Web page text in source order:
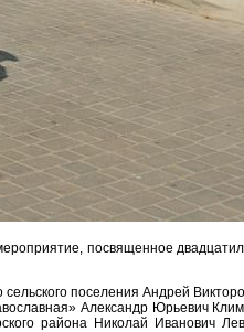
посвященное
поселения Андрей
Александр Юрьевич
района Николай Иванович